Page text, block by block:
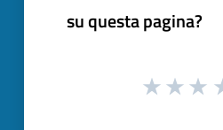
su questa pagina?